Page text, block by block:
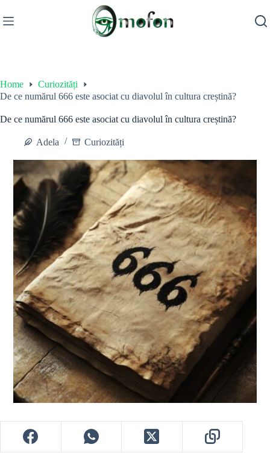
to
content
Home
Curiozități
De ce numărul 666 este asociat cu diavolul în cultura creștină?
De ce numărul 666 este asociat cu diavolul în cultura creștină?
Adela Curiozități